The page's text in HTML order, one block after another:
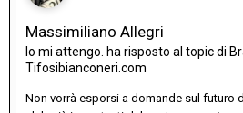
Massimiliano Allegri
Io mi attengo. ha risposto al topic di
Tifosibianconeri.com
Non vorrà esporsi a domande sul futuro